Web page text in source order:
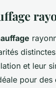
et leur
pour des